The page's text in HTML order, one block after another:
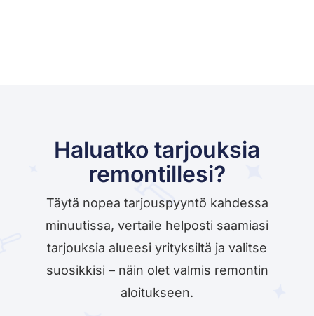
Haluatko tarjouksia
remontillesi?
Täytä nopea tarjouspyyntö kahdessa
minuutissa, vertaile helposti saamiasi
tarjouksia alueesi yrityksiltä ja valitse
suosikkisi – näin olet valmis remontin
aloitukseen.